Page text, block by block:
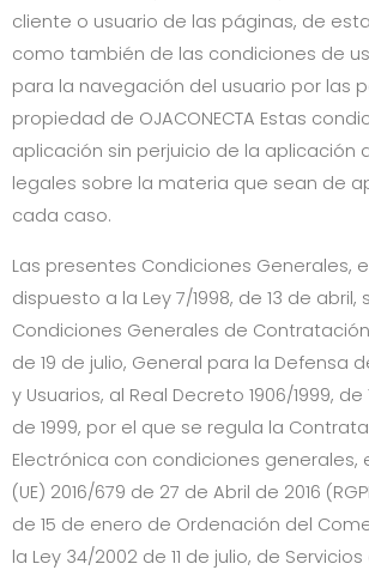
cliente o usuario de las páginas, de
como también de las condiciones de
para la navegación del usuario por las
propiedad de OJACONECTA Estas
aplicación sin perjuicio de la aplicación
legales sobre la materia que sean de
cada caso.
Las presentes Condiciones Generales,
dispuesto a la Ley 7/1998, de 13 de abril,
Condiciones Generales de
de 19 de julio, General para la Defensa
y Usuarios, al Real Decreto 1906/1999,
de 1999, por el que se regula la
Electrónica con condiciones generales,
(UE) 2016/679 de 27 de Abril de 2016
de 15 de enero de Ordenación del
la Ley 34/2002 de 11 de julio, de